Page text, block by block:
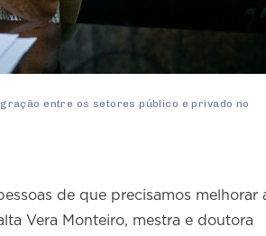
entre os setores público e privado no
de que precisamos melhorar
Vera Monteiro, mestra e doutora